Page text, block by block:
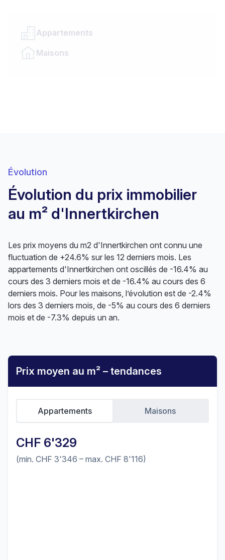
Appartements
Maisons
Évolution
Évolution du prix immobilier
au m² d'Innertkirchen
Les prix moyens du m2 d'Innertkirchen ont connu une
fluctuation de +24.6% sur les 12 derniers mois. Les
appartements d'Innertkirchen ont oscillés de -16.4% au
cours des 3 derniers mois et de -16.4% au cours des 6
derniers mois. Pour les maisons, l’évolution est de -2.4%
lors des 3 derniers mois, de -5% au cours des 6 derniers
mois et de -7.3% depuis un an.
Prix moyen au m² – tendances
CHF 6'329
(min. CHF 3'346 – max. CHF 8'116)
Appartements Maisons